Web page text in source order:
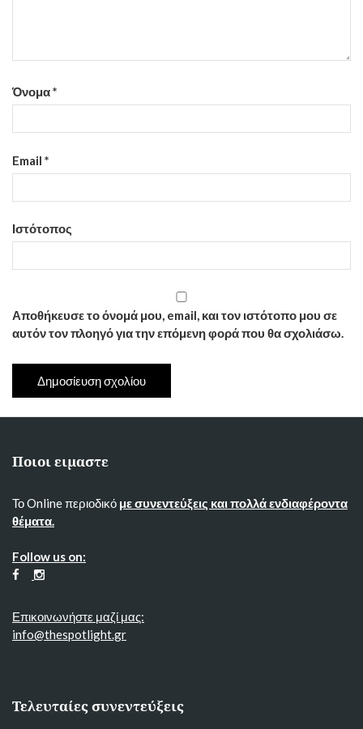
Όνομα*
Email *
Ιστότοπος
Αποθήκευσε το όνομά μου, email, και τον ιστότοπο μου σε
αυτόν τον πλοηγό για την επόμενη φορά που θα σχολιάσω.
Ποιοι ειμαστε
Το Online περιοδικό με συνεντεύξεις και πολλά ενδιαφέροντα
θέματα.
Follow us on:
Επικοινωνήστε μαζί μας:
info@thespotlight.gr
Τελευταίες συνεντεύξεις